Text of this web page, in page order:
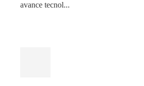
avance tecnol...